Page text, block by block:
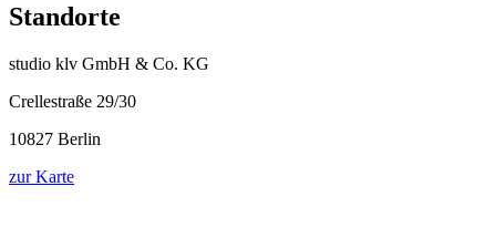
Standorte
studio klv GmbH & Co. KG
Crellestraße 29/30
10827 Berlin
zur Karte